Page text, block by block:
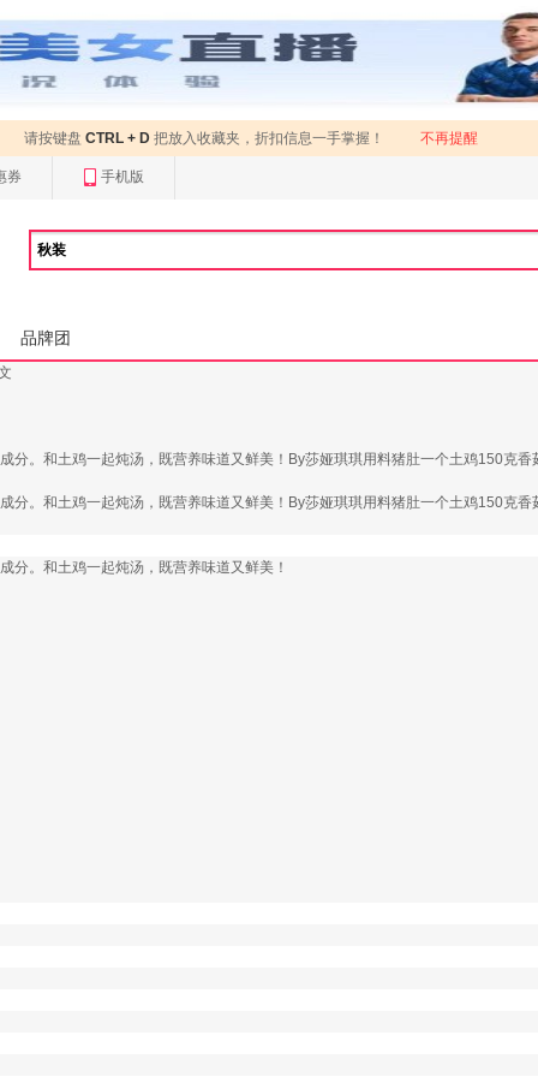
请按键盘 CTRL + D 把放入收藏夹，折扣信息一手掌握！ 不再提醒
券 手机版
品牌团
。和土鸡一起炖汤，既营养味道又鲜美！By莎娅琪琪用料猪肚一个土鸡150克
。和土鸡一起炖汤，既营养味道又鲜美！By莎娅琪琪用料猪肚一个土鸡150克
分。和土鸡一起炖汤，既营养味道又鲜美！